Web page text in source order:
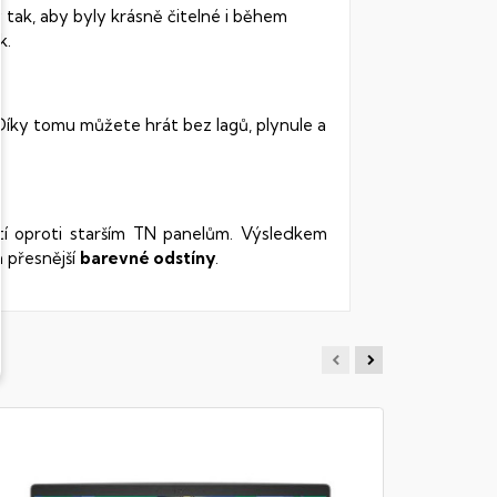
aby byly krásně čitelné i během
tomu můžete hrát bez lagů, plynule a
starším TN panelům. Výsledkem
a přesnější barevné odstíny